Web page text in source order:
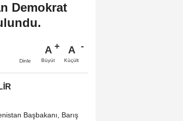
Demokrat
Dinle
A
Büyüt
A
Küçült
Başbakanı, Barış